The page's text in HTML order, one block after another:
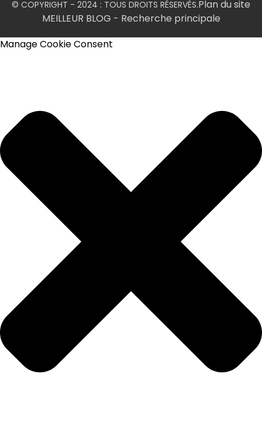
© COPYRIGHT - 2024 : TOUS DROITS RÉSERVÉS.Plan du site
MEILLEUR BLOG - Recherche principale
Manage Cookie Consent